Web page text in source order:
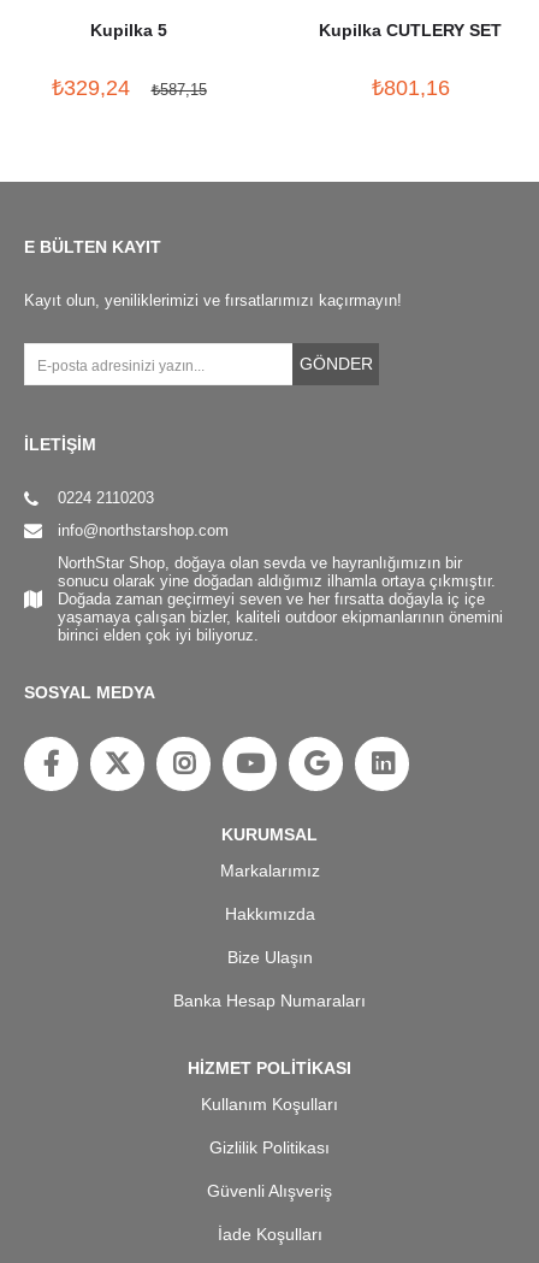
Kupilka 5
₺329,24 ₺587,15
Kupilka CUTLERY SET
₺801,16
E BÜLTEN KAYIT
Kayıt olun, yeniliklerimizi ve fırsatlarımızı kaçırmayın!
GÖNDER
İLETİŞİM
0224 2110203
info@northstarshop.com
NorthStar Shop, doğaya olan sevda ve hayranlığımızın bir
sonucu olarak yine doğadan aldığımız ilhamla ortaya çıkmıştır.
Doğada zaman geçirmeyi seven ve her fırsatta doğayla iç içe
yaşamaya çalışan bizler, kaliteli outdoor ekipmanlarının önemini
birinci elden çok iyi biliyoruz.
SOSYAL MEDYA
KURUMSAL
Markalarımız
Hakkımızda
Bize Ulaşın
Banka Hesap Numaraları
HİZMET POLİTİKASI
Kullanım Koşulları
Gizlilik Politikası
Güvenli Alışveriş
İade Koşulları